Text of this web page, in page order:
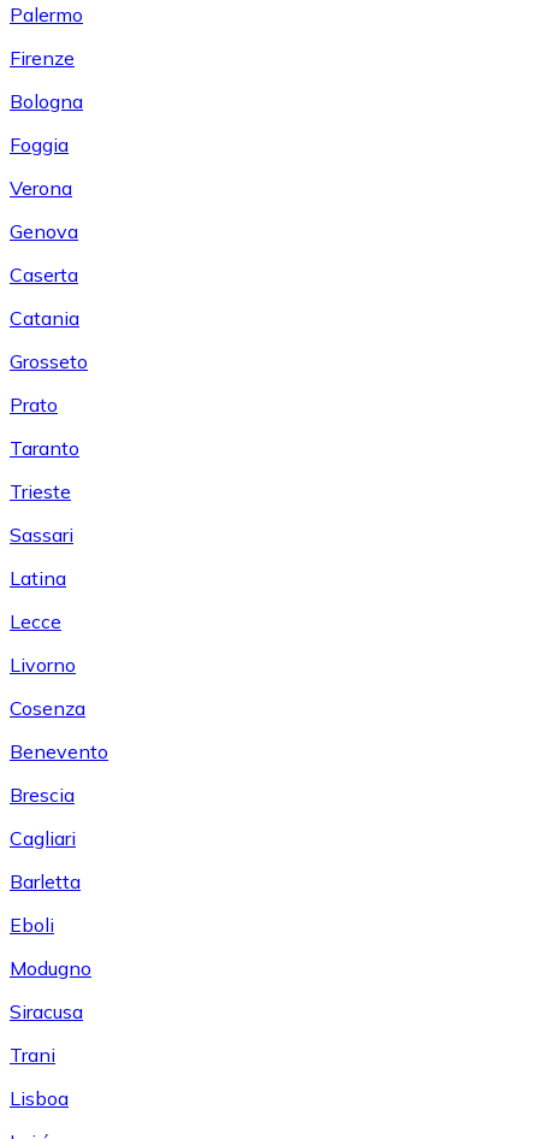
Palermo
Firenze
Bologna
Foggia
Verona
Genova
Caserta
Catania
Grosseto
Prato
Taranto
Trieste
Sassari
Latina
Lecce
Livorno
Cosenza
Benevento
Brescia
Cagliari
Barletta
Eboli
Modugno
Siracusa
Trani
Lisboa